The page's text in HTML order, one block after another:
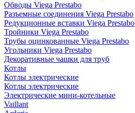
Обводы Viega Prestabo
Разъемные соединения Viega Prestabo
Редукционные вставки Viega Prestabo
Тройники Viega Prestabo
Трубы оцинкованные Viega Prestabo
Угольники Viega Prestabo
Декоративные чашки для труб
Котлы
Котлы электрические
Котлы электрические
Электрические мини-котельные
Vaillant